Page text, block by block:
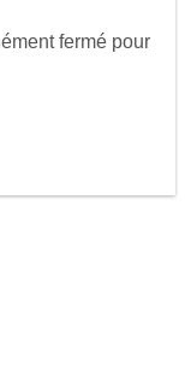
fermé pour